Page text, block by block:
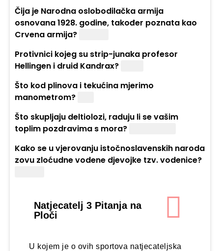
Čija je Narodna oslobodilačka armija
osnovana 1928. godine, također poznata kao
Crvena armija?
Protivnici kojeg su strip-junaka profesor
Hellingen i druid Kandrax?
Što kod plinova i tekućina mjerimo
manometrom?
Što skupljaju deltiolozi, raduju li se vašim
toplim pozdravima s mora?
Kako se u vjerovanju istočnoslavenskih naroda
zovu zloćudne vodene djevojke tzv. vodenice?
Natjecatelj 3 Pitanja na
Ploči
U kojem je o ovih sportova natjecateljska